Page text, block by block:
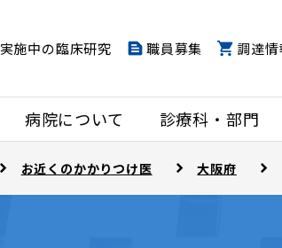
病院について 診療科・部門
実施中の臨床研究 職員募集 調達情
お近くのかかりつけ医 大阪府